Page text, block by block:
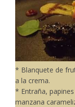
* Blanquete de
a la crema.
* Entraña,
manzana